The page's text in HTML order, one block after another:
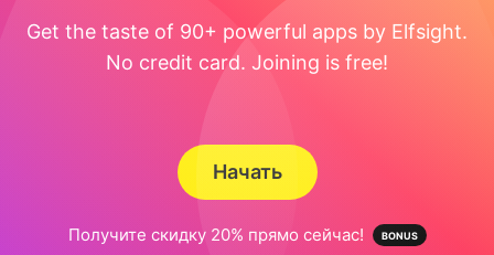
Get the taste of 90+ powerful apps by Elfsight.
No credit card. Joining is free!
Начать
Получите скидку 20% прямо сейчас!